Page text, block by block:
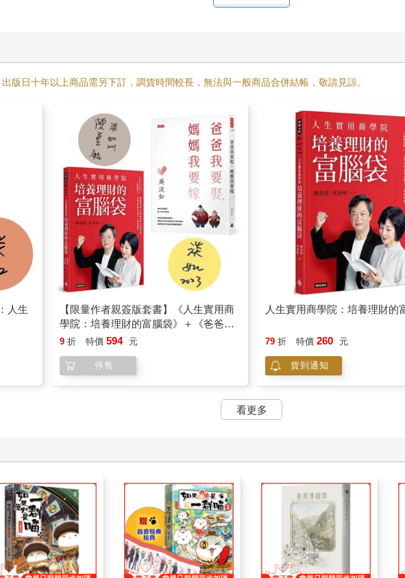
版日十年以上商品需另下訂，調貨時間較長，無法與一般商品合併結帳，敬請見諒。
人生
【限量作者親簽版套書】《人生實用商
學院：培養理財的富腦袋》＋《爸爸要
再娶，媽媽要再嫁》
9 折 特價 594 元
停售
人生實用商學院：培養理財的
79 折 特價 260 元
貨到通知
看更多